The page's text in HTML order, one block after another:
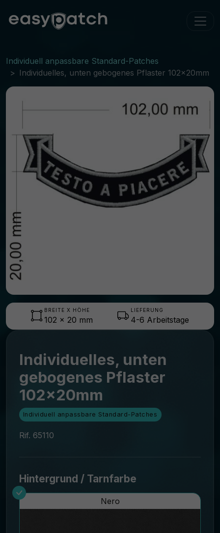
Individuell anpassbare Standard-Patches
Individuelles, unten gebogenes Pflaster 102x20mm
BREITE X HÖHE
102 x 20 mm
LIEFERUNG
4-6 Arbeitstage
Individuelles, unten
gebogenes Pflaster
102x20mm
Individuell anpassbare Standard-Patches
Rif. 65110
Hintergrund / Tarnfarbe
Nero